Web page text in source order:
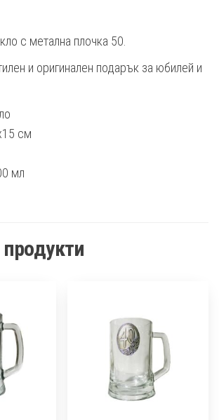
с метална плочка 50.
и оригинален подарък за юбилей и
см
мл